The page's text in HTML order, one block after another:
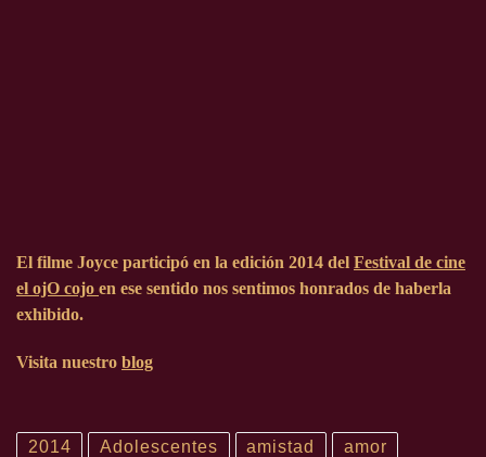
El filme Joyce participó en la edición 2014 del Festival de cine
el ojO cojo en ese sentido nos sentimos honrados de haberla
exhibido.
Visita nuestro blog
2014 Adolescentes amistad amor